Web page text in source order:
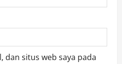
dan situs web saya pada